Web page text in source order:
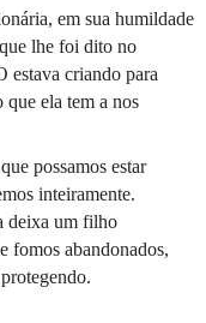
em sua humildade
lhe foi dito no
estava criando para
ela tem a nos
possamos estar
inteiramente.
deixa um filho
fomos abandonados,